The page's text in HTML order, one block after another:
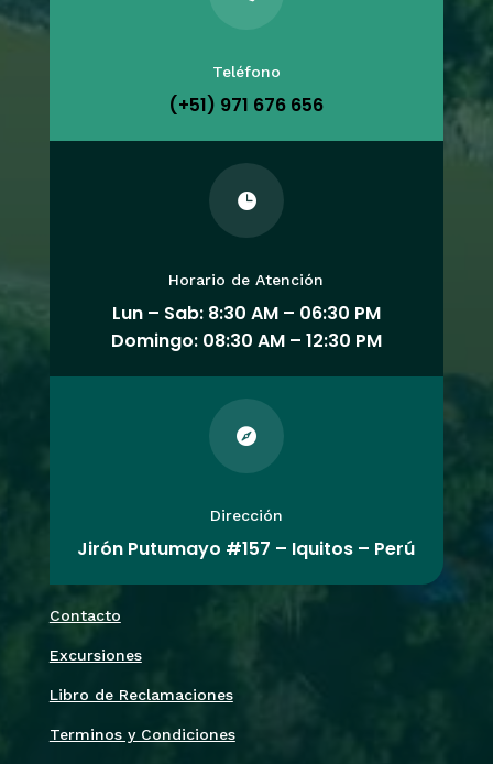
Teléfono
(+51) 971 676 656

Horario de Atención
Lun – Sab: 8:30 AM – 06:30 PM
Domingo: 08:30 AM – 12:30 PM

Dirección
Jirón Putumayo #157 – Iquitos – Perú
Contacto
Excursiones
Libro de Reclamaciones
Terminos y Condiciones